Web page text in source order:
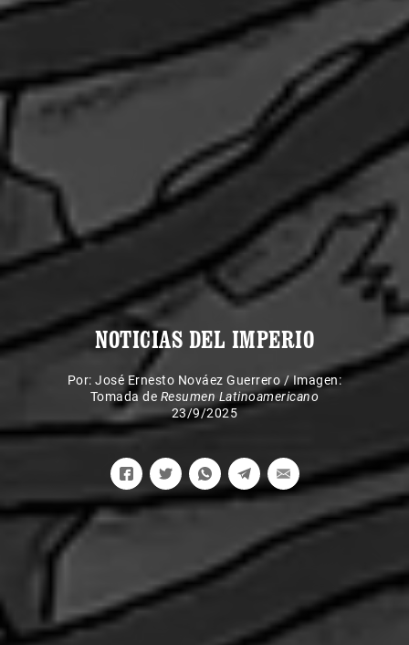
NOTICIAS DEL IMPERIO
Por:José Ernesto Nováez Guerrero /Imagen:
Tomada de Resumen Latinoamericano
23/9/2025